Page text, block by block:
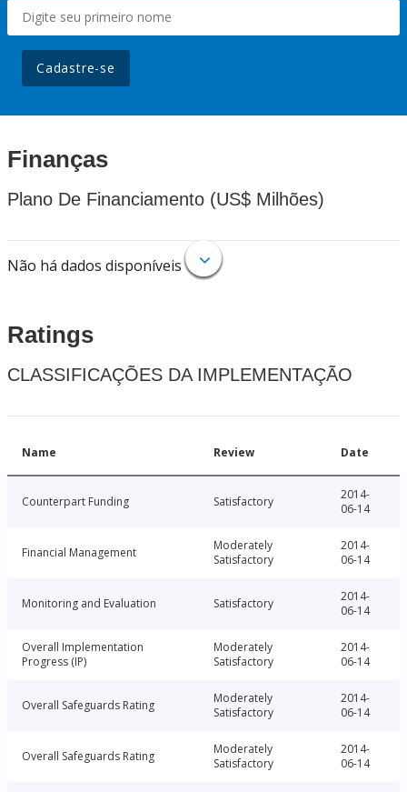
Cadastre-se
Finanças
Plano De Financiamento (US$ Milhões)
Não há dados disponíveis
Ratings
CLASSIFICAÇÕES DA IMPLEMENTAÇÃO
Name Review Date
Counterpart Funding Satisfactory
2014-
06-14
Financial Management
Moderately
Satisfactory
2014-
06-14
Monitoring and Evaluation Satisfactory
2014-
06-14
Overall Implementation
Progress (IP)
Moderately
Satisfactory
2014-
06-14
Overall Safeguards Rating
Moderately
Satisfactory
2014-
06-14
Overall Safeguards Rating
Moderately
Satisfactory
2014-
06-14